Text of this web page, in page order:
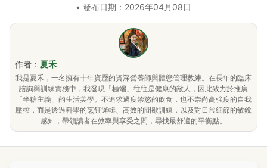
• 發布日期：2026年04月08日
作者： 夏禾
我是夏禾，一名擁有十年資歷的資深營養師與體態管理教練。在長年的臨床
諮詢與訓練實務中，我發現「極端」往往是健康的敵人，因此致力於推廣
「半糖主義」的生活美學。不追求過度禁慾的飲食，也不崇尚高強度的自我
壓榨，而是透過科學的烹飪邏輯、高效的間歇訓練，以及對日常細節的敏銳
感知，帶領讀者在效率與享受之間，尋找最舒適的平衡點。